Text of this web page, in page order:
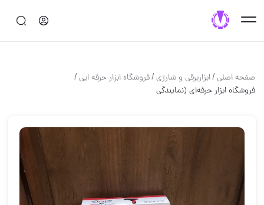
صفحه اصلی/ابزاربرقی و شارژی/فروشگاه ابزار حرفه ایی/
فروشگاه ابزار حرفه‌ای (نمایندگی